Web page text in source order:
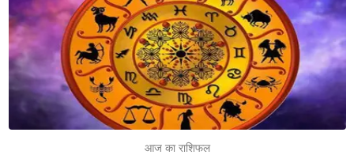
आज का राशिफल